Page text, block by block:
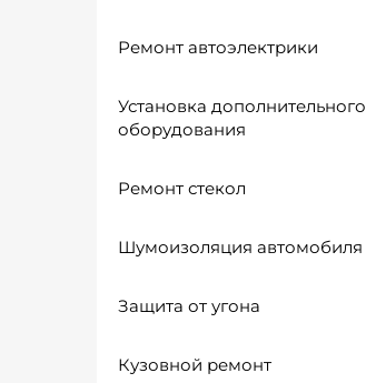
Ремонт автоэлектрики
Установка дополнительного
оборудования
Ремонт стекол
Шумоизоляция автомобиля
Защита от угона
Кузовной ремонт